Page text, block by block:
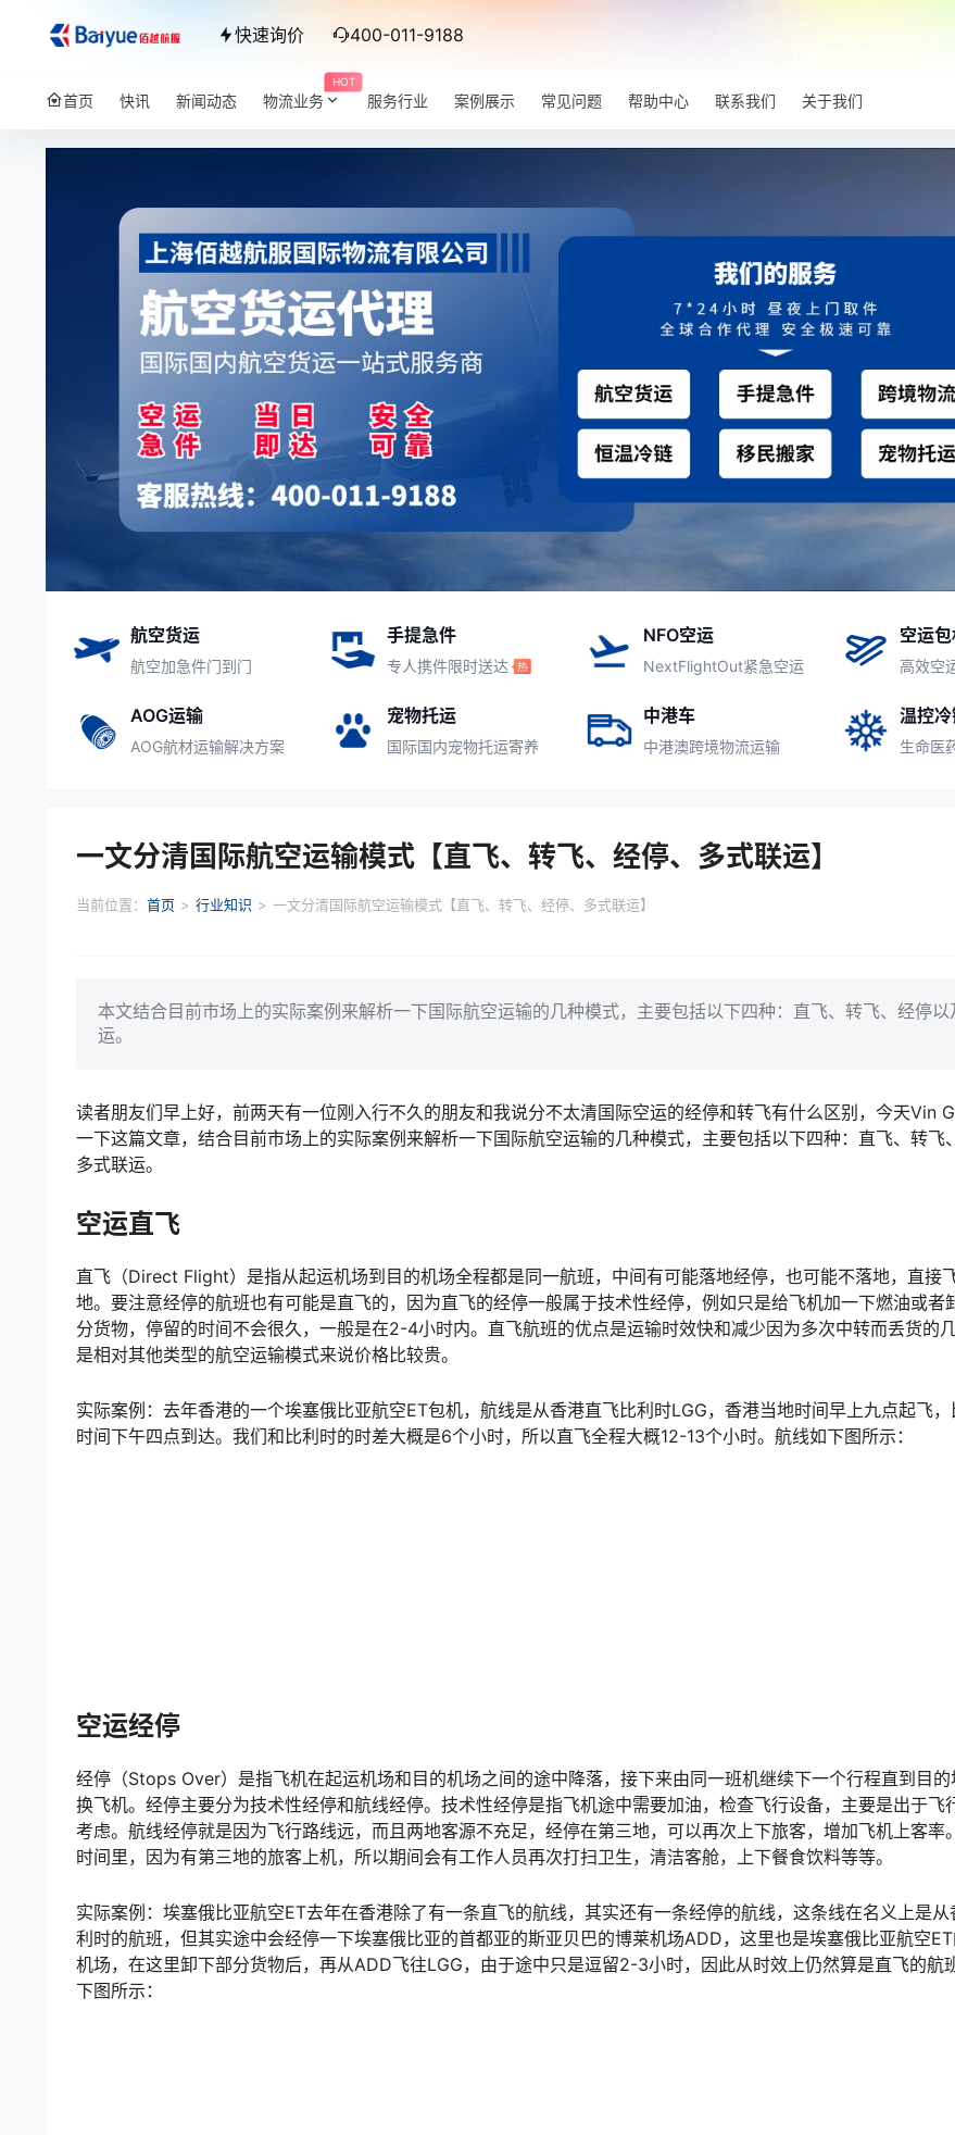
快速询价 400-011-9188
首页 快讯 新闻动态
HOT
物流业务 服务行业 案例展示 常见问题 帮助中心 联系我们 关于我们
航空货运
航空加急件门到门
手提急件
专人携件限时送达
NFO空运
NextFlightOut紧急空运
空运
高效空
AOG运输
AOG航材运输解决方案
宠物托运
国际国内宠物托运寄养
中港车
中港澳跨境物流运输
温控
生命医
一文分清国际航空运输模式【直飞、转飞、经停、多式联运】
当前位置： 首页 > 行业知识 > 一文分清国际航空运输模式【直飞、转飞、经停、多式联运】
本文结合目前市场上的实际案例来解析一下国际航空运输的几种模式，主要包括以下四种：直飞、转飞、经停以
运。
读者朋友们早上好，前两天有一位刚入行不久的朋友和我说分不太清国际空运的经停和转飞有什么区别，今天Vin
一下这篇文章，结合目前市场上的实际案例来解析一下国际航空运输的几种模式，主要包括以下四种：直飞、转飞
多式联运。
空运直飞
直飞（Direct Flight）是指从起运机场到目的机场全程都是同一航班，中间有可能落地经停，也可能不落地，直接
地。要注意经停的航班也有可能是直飞的，因为直飞的经停一般属于技术性经停，例如只是给飞机加一下燃油或者
分货物，停留的时间不会很久，一般是在2-4小时内。直飞航班的优点是运输时效快和减少因为多次中转而丢货的
是相对其他类型的航空运输模式来说价格比较贵。
实际案例：去年香港的一个埃塞俄比亚航空ET包机，航线是从香港直飞比利时LGG，香港当地时间早上九点起飞
时间下午四点到达。我们和比利时的时差大概是6个小时，所以直飞全程大概12-13个小时。航线如下图所示：
空运经停
经停（Stops Over）是指飞机在起运机场和目的机场之间的途中降落，接下来由同一班机继续下一个行程直到目
换飞机。经停主要分为技术性经停和航线经停。技术性经停是指飞机途中需要加油，检查飞行设备，主要是出于飞
考虑。航线经停就是因为飞行路线远，而且两地客源不充足，经停在第三地，可以再次上下旅客，增加飞机上客率
时间里，因为有第三地的旅客上机，所以期间会有工作人员再次打扫卫生，清洁客舱，上下餐食饮料等等。
实际案例：埃塞俄比亚航空ET去年在香港除了有一条直飞的航线，其实还有一条经停的航线，这条线在名义上是从
利时的航班，但其实途中会经停一下埃塞俄比亚的首都亚的斯亚贝巴的博莱机场ADD，这里也是埃塞俄比亚航空
机场，在这里卸下部分货物后，再从ADD飞往LGG，由于途中只是逗留2-3小时，因此从时效上仍然算是直飞的航
下图所示：